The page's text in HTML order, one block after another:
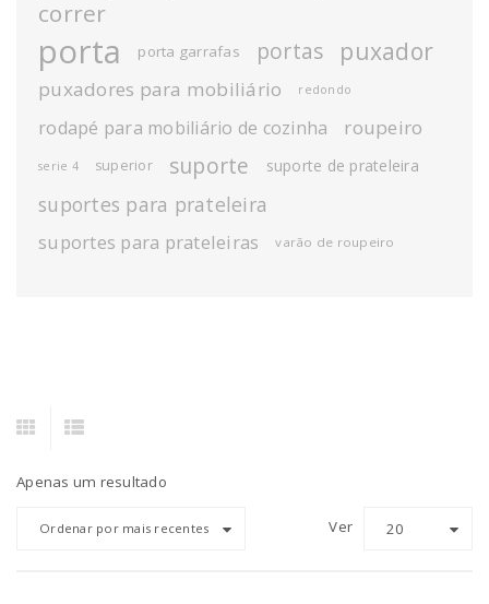
correr
porta porta garrafas portas puxador
puxadores para mobiliário redondo
rodapé para mobiliário de cozinha roupeiro
serie 4 superior suporte suporte de prateleira
suportes para prateleira
suportes para prateleiras varão de roupeiro
Apenas um resultado
Ordenar por mais recentes Ver 20